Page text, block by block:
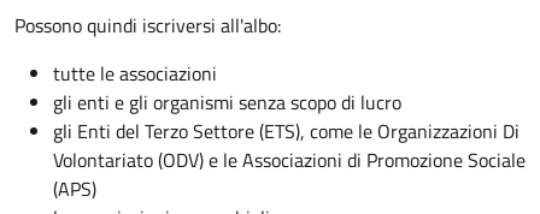
Possono quindi iscriversi all'albo:
tutte le associazioni
gli enti e gli organismi senza scopo di lucro
gli Enti del Terzo Settore (ETS), come le Organizzazioni Di
Volontariato (ODV) e le Associazioni di Promozione Sociale
(APS)